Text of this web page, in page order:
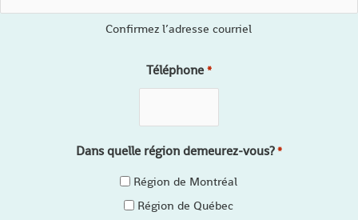
Confirmez l’adresse courriel
Téléphone *
Dans quelle région demeurez-vous?*
Région de Montréal
Région de Québec